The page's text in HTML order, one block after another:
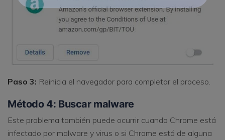
Continuar Prueba Online
Paso 3: Reinicia el navegador para completar el proceso.
Método 4: Buscar malware
Este problema también puede ocurrir cuando Chrome está
infectado por malware y virus o si Chrome está de alguna